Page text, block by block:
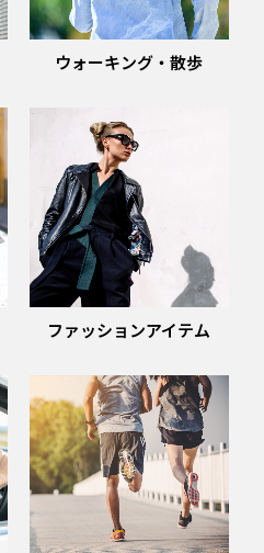
ウォーキング・散歩
ファッションアイテム